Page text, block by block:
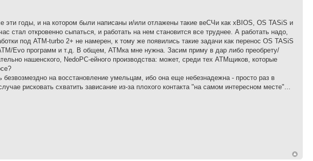
эти годы, и на котором были написаны и/или отлажены такие веСЧи как xBIOS, OS TASiS и
стал откровенно сыпаться, и работать на нем становится все труднее. А работать надо,
под ATM-turbo 2+ не намерен, к тому же появились такие задачи как перенос OS TASiS
Evo программ и т.д. В общем, ATMка мне нужна. Засим приму в дар либо преобрету/
нашенского, NedoPC-ейного производства: может, среди тех ATMщиков, которые
на восстановление умельцам, ибо она еще небезнадежна - просто раз в
рисковать схватить зависание из-за плохого контакта "на самом интересном месте"...